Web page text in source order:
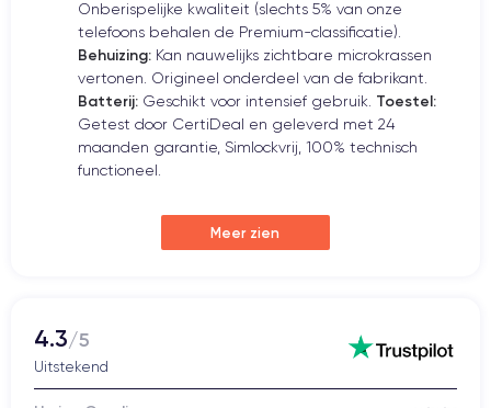
Onberispelijke kwaliteit (slechts 5% van onze
telefoons behalen de Premium-classificatie).
Behuizing: Kan nauwelijks zichtbare microkrassen
vertonen. Origineel onderdeel van de fabrikant.
Batterij: Geschikt voor intensief gebruik. Toestel:
Getest door CertiDeal en geleverd met 24
maanden garantie, Simlockvrij, 100% technisch
functioneel.
Meer zien
4.3/5
Uitstekend